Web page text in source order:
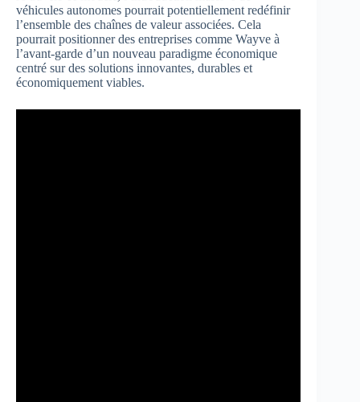
véhicules autonomes pourrait potentiellement redéfinir
l’ensemble des chaînes de valeur associées. Cela
pourrait positionner des entreprises comme Wayve à
l’avant-garde d’un nouveau paradigme économique
centré sur des solutions innovantes, durables et
économiquement viables.